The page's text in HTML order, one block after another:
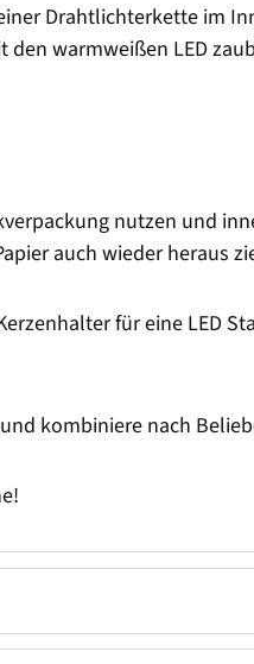
Drahtlichterkette im
warmweißen LED
nutzen und
auch wieder heraus
für eine LED
kombiniere nach